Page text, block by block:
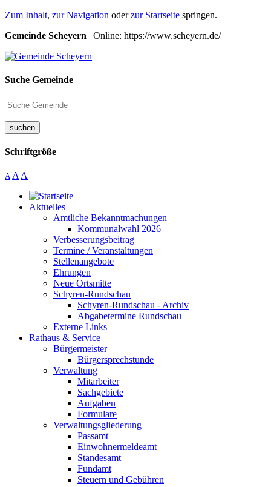
Zum Inhalt, zur Navigation oderzur Startseite springen.
Gemeinde Scheyern | Online: https://www.scheyern.de/
Suche Gemeinde
suchen
Schriftgröße
A A A
Aktuelles
Amtliche Bekanntmachungen
Kommunalwahl 2026
Verbesserungsbeitrag
Termine / Veranstaltungen
Stellenangebote
Ehrungen
Neue Ortsmitte
Schyren-Rundschau
Schyren-Rundschau - Archiv
Abgabetermine Rundschau
Externe Links
Rathaus & Service
Bürgermeister
Bürgersprechstunde
Verwaltung
Mitarbeiter
Sachgebiete
Aufgaben
Formulare
Verwaltungsgliederung
Passamt
Einwohnermeldeamt
Standesamt
Fundamt
Steuern und Gebühren